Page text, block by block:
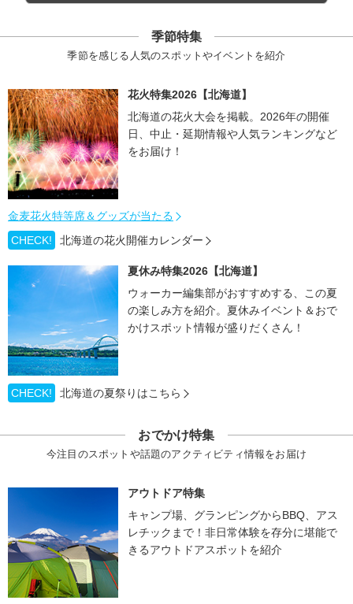
季節特集
季節を感じる人気のスポットやイベントを紹介
花火特集2026【北海道】
北海道の花火大会を掲載。2026年の開催
日、中止・延期情報や人気ランキングなど
をお届け！
金麦花火特等席＆グッズが当たる
CHECK!
北海道の花火開催カレンダー
夏休み特集2026【北海道】
ウォーカー編集部がおすすめする、この夏
の楽しみ方を紹介。夏休みイベント＆おで
かけスポット情報が盛りだくさん！
CHECK! 北海道の夏祭りはこちら
おでかけ特集
今注目のスポットや話題のアクティビティ情報をお届け
アウトドア特集
キャンプ場、グランピングからBBQ、アス
レチックまで！非日常体験を存分に堪能で
きるアウトドアスポットを紹介